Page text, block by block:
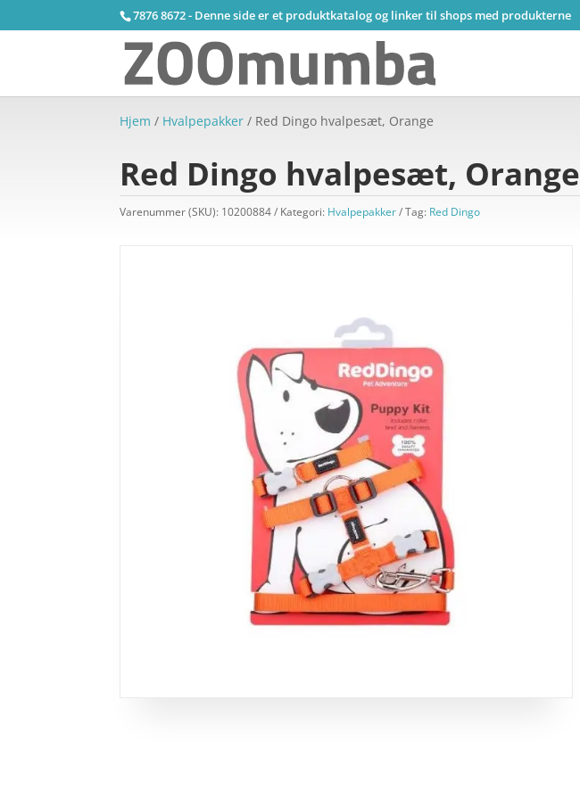
7876 8672 - Denne side er et produktkatalog og linker til shops med produkterne
Hjem / Hvalpepakker / Red Dingo hvalpesæt, Orange
Red Dingo hvalpesæt, Orange
Varenummer (SKU): 10200884 Kategori: Hvalpepakker Tag: Red Dingo